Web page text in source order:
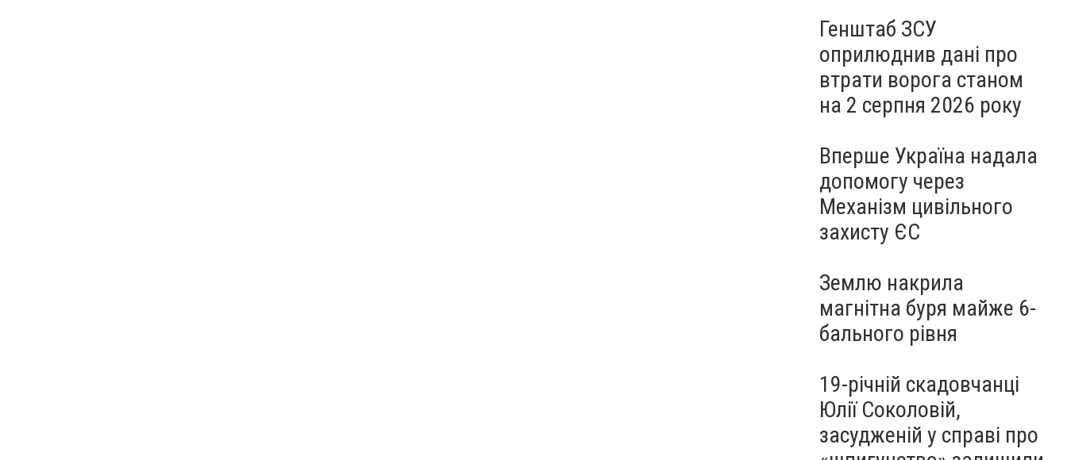
Генштаб ЗСУ
оприлюднив дані про
втрати ворога станом
на 2 серпня 2026 року
Вперше Україна надала
допомогу через
Механізм цивільного
захисту ЄС
Землю накрила
магнітна буря майже 6-
бального рівня
19-річній скадовчанці
Юлії Соколовій,
засудженій у справі про